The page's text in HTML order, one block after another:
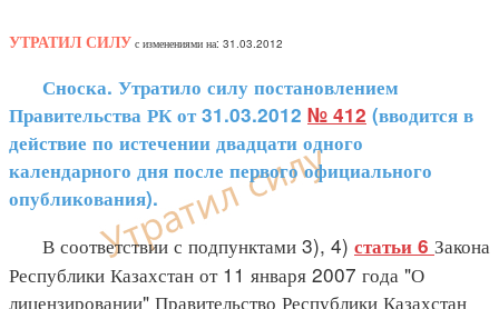
УТРАТИЛ СИЛУ с изменениями на: 31.03.2012
Сноска. Утратило силу постановлением
Правительства РК от 31.03.2012 № 412 (вводится в
действие по истечении двадцати одного
календарного дня после первого официального
опубликования).
В соответствии с подпунктами 3), 4) статьи 6 Закона
Республики Казахстан от 11 января 2007 года "О
лицензировании" Правительство Республики Казахстан